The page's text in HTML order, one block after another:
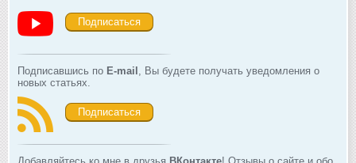
Подписаться
Подписавшись по E-mail , Вы будете получать уведомления о
новых статьях.
Подписаться